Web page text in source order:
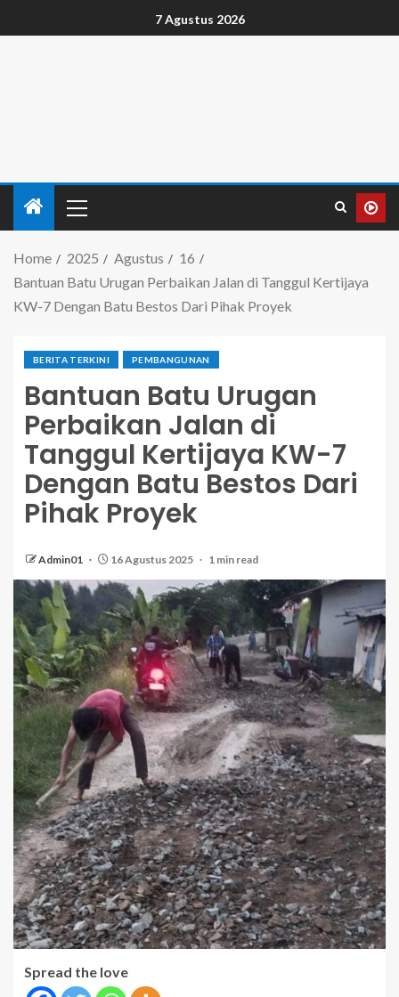
7 Agustus 2026
Home 2025 Agustus
16
Bantuan Batu Urugan Perbaikan Jalan di Tanggul Kertijaya
KW-7 Dengan Batu Bestos Dari Pihak Proyek
BERITA TERKINI PEMBANGUNAN
Bantuan Batu Urugan
Perbaikan Jalan di
Tanggul Kertijaya KW-7
Dengan Batu Bestos Dari
Pihak Proyek
Admin01 16 Agustus 2025 1 min read
Spread the love